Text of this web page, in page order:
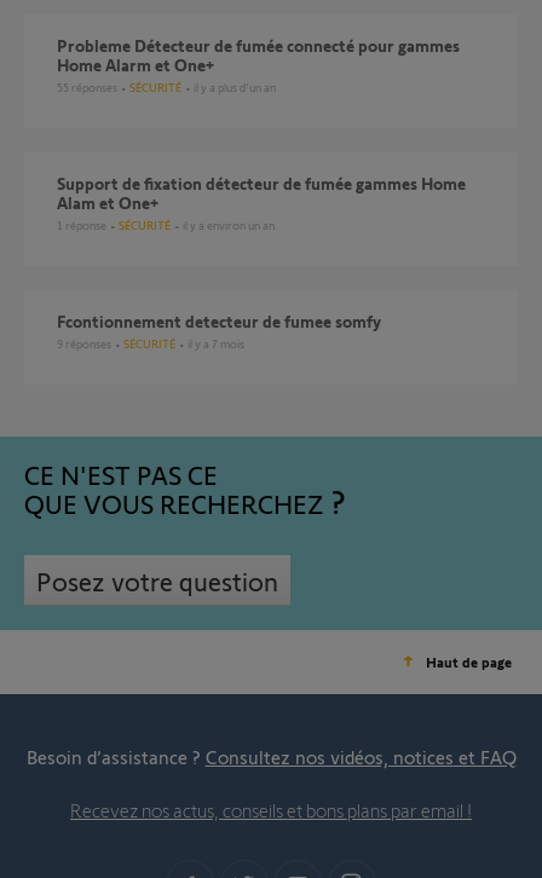
Probleme Détecteur de fumée connecté pour gammes
Home Alarm et One+
55 réponses SÉCURITÉ il y a plus d'un an
Support de fixation détecteur de fumée gammes Home
Alam et One+
1 réponse SÉCURITÉ il y a environ un an
Fcontionnement detecteur de fumee somfy
9 réponses SÉCURITÉ il y a 7 mois
CE N'EST PAS CE
QUE VOUS RECHERCHEZ
Posez votre question
Haut de page
Besoin d’assistance ? Consultez nos vidéos, notices et FAQ
Recevez nos actus, conseils et bons plans par email !